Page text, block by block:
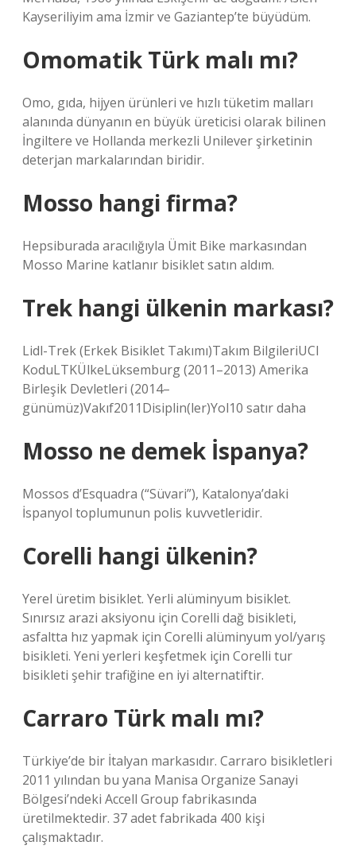
Kayseriliyim ama İzmir ve Gaziantep’te büyüdüm.
Omomatik Türk malı mı?
Omo, gıda, hijyen ürünleri ve hızlı tüketim malları
alanında dünyanın en büyük üreticisi olarak bilinen
İngiltere ve Hollanda merkezli Unilever şirketinin
deterjan markalarından biridir.
Mosso hangi firma?
Hepsiburada aracılığıyla Ümit Bike markasından
Mosso Marine katlanır bisiklet satın aldım.
Trek hangi ülkenin markası?
Lidl-Trek (Erkek Bisiklet Takımı)Takım BilgileriUCI
KoduLTKÜlkeLüksemburg (2011–2013) Amerika
Birleşik Devletleri (2014–
günümüz)Vakıf2011Disiplin(ler)Yol10 satır daha
Mosso ne demek İspanya?
Mossos d’Esquadra (“Süvari”), Katalonya’daki
İspanyol toplumunun polis kuvvetleridir.
Corelli hangi ülkenin?
Yerel üretim bisiklet. Yerli alüminyum bisiklet.
Sınırsız arazi aksiyonu için Corelli dağ bisikleti,
asfaltta hız yapmak için Corelli alüminyum yol/yarış
bisikleti. Yeni yerleri keşfetmek için Corelli tur
bisikleti şehir trafiğine en iyi alternatiftir.
Carraro Türk malı mı?
Türkiye’de bir İtalyan markasıdır. Carraro bisikletleri
2011 yılından bu yana Manisa Organize Sanayi
Bölgesi’ndeki Accell Group fabrikasında
üretilmektedir. 37 adet fabrikada 400 kişi
çalışmaktadır.